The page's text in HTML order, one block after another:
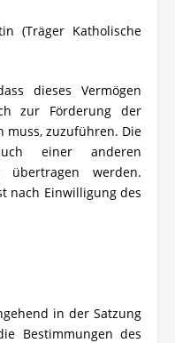
(Träger Katholische
dieses Vermögen
zur Förderung der
muss, zuzuführen. Die
einer anderen
übertragen werden.
nach Einwilligung des
in der Satzung
Bestimmungen des